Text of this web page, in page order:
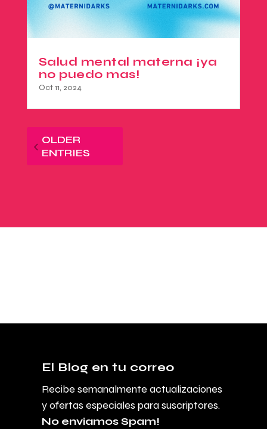
Salud mental materna ¡ya
no puedo mas!
Oct 11, 2024
OLDER
ENTRIES
El Blog en tu correo
Recibe semanalmente actualizaciones
y ofertas especiales para suscriptores.
No enviamos Spam!